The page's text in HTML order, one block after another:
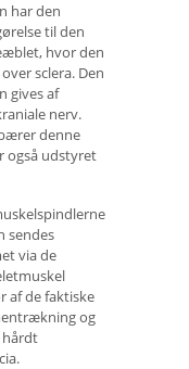
har den
til den
hvor den
sclera. Den
gives af
nerv.
denne
også udstyret
sendes
via de
af de faktiske
og
hårdt